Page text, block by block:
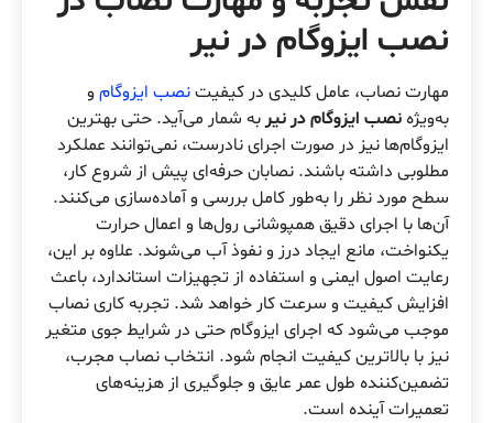
نصب ایزوگام در نیر
مهارت نصاب، عامل کلیدی در کیفیتنصب ایزوگام و
به‌ویژهنصب ایزوگام در نیر به شمار می‌آید. حتی بهترین
ایزوگام‌ها نیز در صورت اجرای نادرست، نمی‌توانند عملکرد
مطلوبی داشته باشند. نصابان حرفه‌ای پیش از شروع کار،
سطح مورد نظر را به‌طور کامل بررسی و آماده‌سازی می‌کنند.
آن‌ها با اجرای دقیق همپوشانی رول‌ها و اعمال حرارت
یکنواخت، مانع ایجاد درز و نفوذ آب می‌شوند. علاوه بر این،
رعایت اصول ایمنی و استفاده از تجهیزات استاندارد، باعث
افزایش کیفیت و سرعت کار خواهد شد. تجربه کاری نصاب
موجب می‌شود که اجرای ایزوگام حتی در شرایط جوی متغیر
نیز با بالاترین کیفیت انجام شود. انتخاب نصاب مجرب،
تضمین‌کننده طول عمر عایق و جلوگیری از هزینه‌های
تعمیرات آینده است.